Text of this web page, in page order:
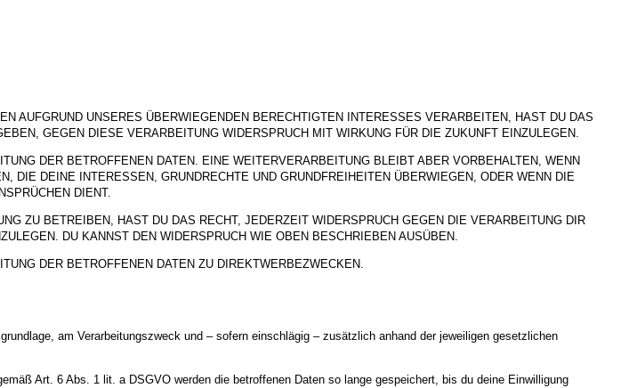
AUFGRUND UNSERES ÜBERWIEGENDEN BERECHTIGTEN INTERESSES VERARBEITEN, HAST DU DAS
GEGEN DIESE VERARBEITUNG WIDERSPRUCH MIT WIRKUNG FÜR DIE ZUKUNFT EINZULEGEN.
DER BETROFFENEN DATEN. EINE WEITERVERARBEITUNG BLEIBT ABER VORBEHALTEN, WENN
DIE DEINE INTERESSEN, GRUNDRECHTE UND GRUNDFREIHEITEN ÜBERWIEGEN, ODER WENN DIE
DIENT.
ZU BETREIBEN, HAST DU DAS RECHT, JEDERZEIT WIDERSPRUCH GEGEN DIE VERARBEITUNG DIR
DU KANNST DEN WIDERSPRUCH WIE OBEN BESCHRIEBEN AUSÜBEN.
DER BETROFFENEN DATEN ZU DIREKTWERBEZWECKEN.
am Verarbeitungszweck und – sofern einschlägig – zusätzlich anhand der jeweiligen gesetzlichen
Art. 6 Abs. 1 lit. a DSGVO werden die betroffenen Daten so lange gespeichert, bis du deine Einwilligung